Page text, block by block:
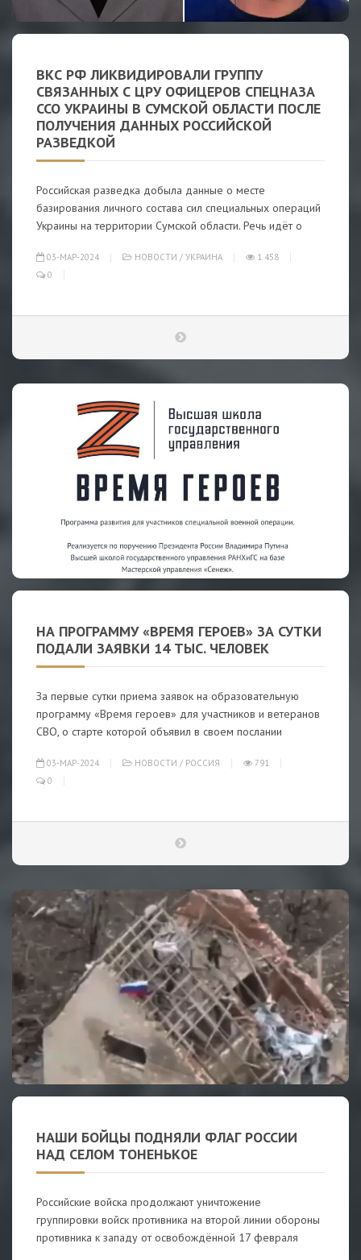
ВКС РФ ЛИКВИДИРОВАЛИ ГРУППУ
СВЯЗАННЫХ С ЦРУ ОФИЦЕРОВ СПЕЦНАЗА
ССО УКРАИНЫ В СУМСКОЙ ОБЛАСТИ ПОСЛЕ
ПОЛУЧЕНИЯ ДАННЫХ РОССИЙСКОЙ
РАЗВЕДКОЙ
Российская разведка добыла данные о месте
базирования личного состава сил специальных операций
Украины на территории Сумской области. Речь идёт о
03-МАР-2024 НОВОСТИ / УКРАИНА
1 458
0
НА ПРОГРАММУ «ВРЕМЯ ГЕРОЕВ» ЗА СУТКИ
ПОДАЛИ ЗАЯВКИ 14 ТЫС. ЧЕЛОВЕК
За первые сутки приема заявок на образовательную
программу «Время героев» для участников и ветеранов
СВО, о старте которой объявил в своем послании
03-МАР-2024 НОВОСТИ / РОССИЯ
791
0
НАШИ БОЙЦЫ ПОДНЯЛИ ФЛАГ РОССИИ
НАД СЕЛОМ ТОНЕНЬКОЕ
Российские войска продолжают уничтожение
группировки войск противника на второй линии обороны
противника к западу от освобождённой 17 февраля